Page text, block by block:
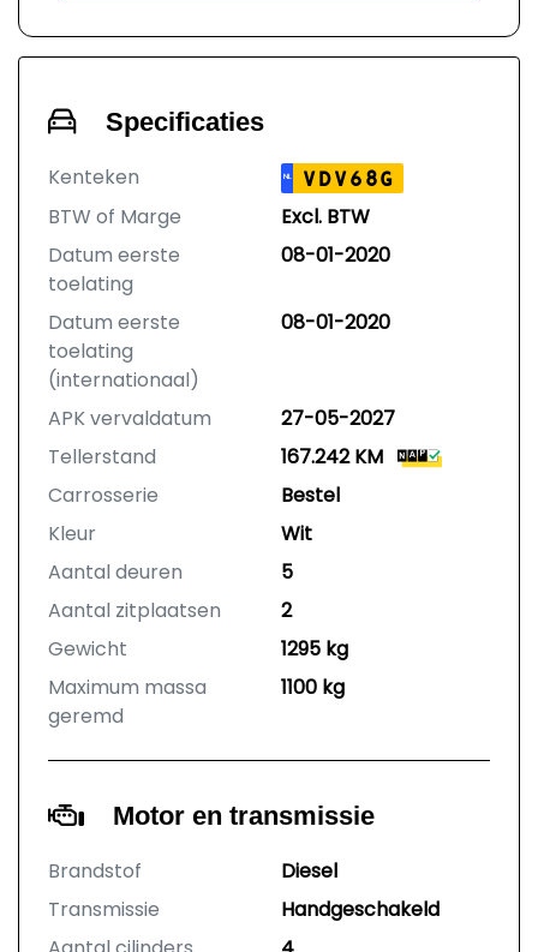
Specificaties
Kenteken NL VDV68G
BTW of Marge
Excl. BTW
Datum eerste
toelating
08-01-2020
Datum eerste
toelating
(internationaal)
08-01-2020
APK vervaldatum
27-05-2027
Tellerstand
167.242 KM
Carrosserie
Bestel
Kleur
Wit
Aantal deuren
5
Aantal zitplaatsen
2
Gewicht
1295 kg
Maximum massa
geremd
1100 kg
Motor en transmissie
Brandstof
Diesel
Transmissie
Handgeschakeld